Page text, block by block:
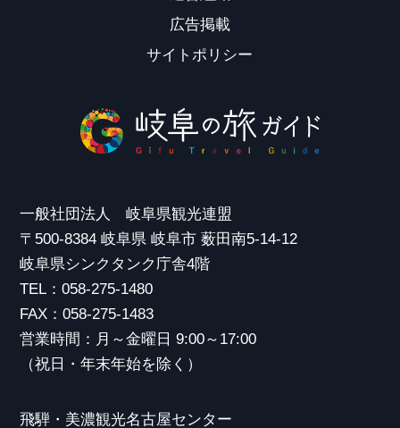
広告掲載
サイトポリシー
一般社団法人 岐阜県観光連盟
〒500-8384 岐阜県 岐阜市 薮田南5-14-12
岐阜県シンクタンク庁舎4階
TEL：058-275-1480
FAX：058-275-1483
営業時間：月～金曜日 9:00～17:00
（祝日・年末年始を除く）
飛騨・美濃観光名古屋センター